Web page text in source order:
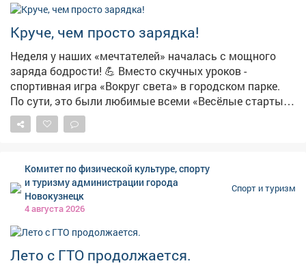
Круче, чем просто зарядка!
Неделя у наших «мечтателей» началась с мощного
заряда бодрости! 💪 Вместо скучных уроков -
спортивная игра «Вокруг света» в городском парке.
По сути, это были любимые всеми «Весёлые старты»,
только в разы интереснее! Ребята бегали, прыгали,
проявляли чудеса ловкости и, конечно, поддерживали
Но каждый участник усвоил главное: спорт - это не
просто соревнование, это залог хорошего настроения
и крепкого иммунитета. Заряжаемся позитивом на
Комитет по физической культуре, спорту
и туризму администрации города
Новокузнецк
4 августа 2026
Спорт и туризм
Лето с ГТО продолжается.